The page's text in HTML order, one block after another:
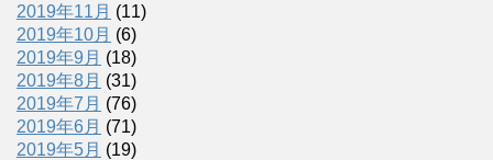
2019年11月 (11)
2019年10月 (6)
2019年9月 (18)
2019年8月 (31)
2019年7月 (76)
2019年6月 (71)
2019年5月 (19)